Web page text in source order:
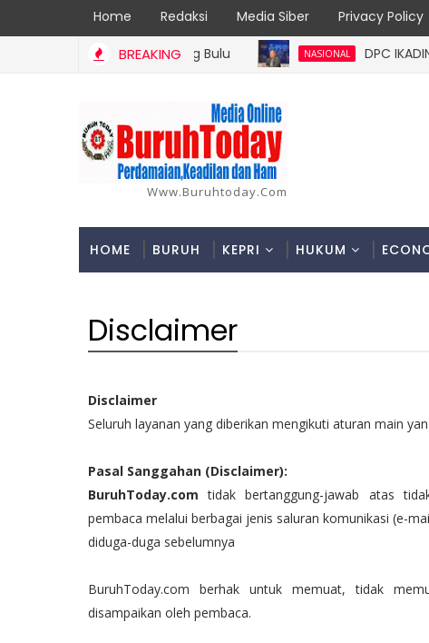
Home Redaksi Media Siber Privacy Policy
BREAKING NASIONAL DPC IKADIN
Www.buruhtoday.com
HOME BURUH KEPRI HUKUM
Disclaimer
Disclaimer
Seluruh layanan yang diberikan mengikuti aturan main
Pasal Sanggahan (Disclaimer):
BuruhToday.com tidak bertanggung-jawab atas
pembaca melalui berbagai jenis saluran komunikasi (e-
diduga-duga sebelumnya
BuruhToday.com berhak untuk memuat, tidak
disampaikan oleh pembaca.